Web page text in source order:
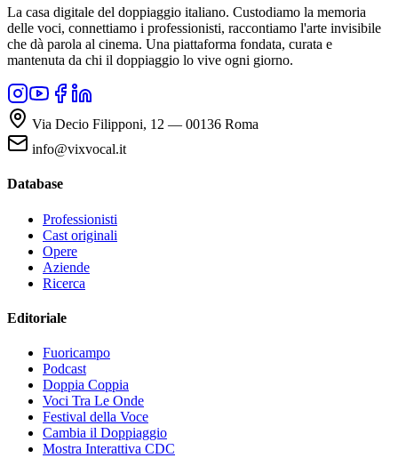
La casa digitale del doppiaggio italiano. Custodiamo la memoria
delle voci, connettiamo i professionisti, raccontiamo l'arte invisibile
che dà parola al cinema. Una piattaforma fondata, curata e
mantenuta da chi il doppiaggio lo vive ogni giorno.
Via Decio Filipponi, 12 — 00136 Roma
info@vixvocal.it
Database
Professionisti
Cast originali
Opere
Aziende
Ricerca
Editoriale
Fuoricampo
Podcast
Doppia Coppia
Voci Tra Le Onde
Festival della Voce
Cambia il Doppiaggio
Mostra Interattiva CDC